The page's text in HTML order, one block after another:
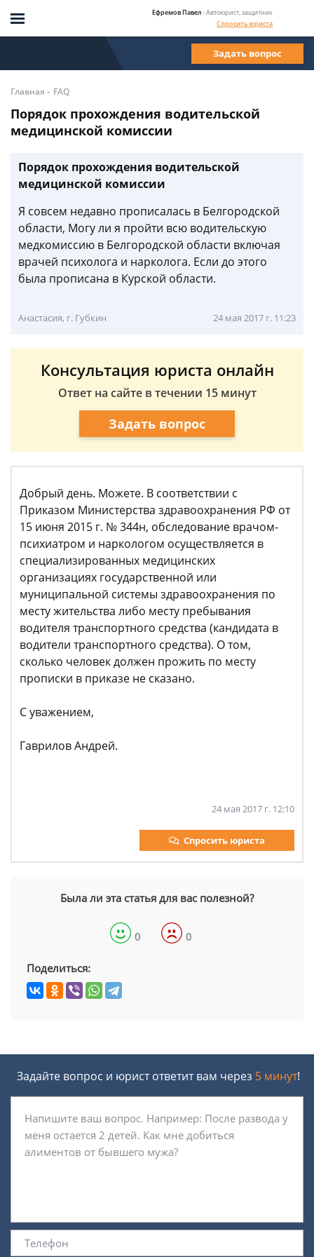
Ефремов Павел- Автоюрист, защитник
Спросить юриста
Задать вопрос
Главная - FAQ
Порядок прохождения водительской
медицинской комиссии
Порядок прохождения водительской
медицинской комиссии
Я совсем недавно прописалась в Белгородской
области, Могу ли я пройти всю водительскую
медкомиссию в Белгородской области включая
врачей психолога и нарколога. Если до этого
была прописана в Курской области.
Анастасия, г. Губкин 24 мая 2017 г. 11:23
Консультация юриста онлайн
Ответ на сайте в течении 15 минут
Задать вопрос
Добрый день. Можете. В соответствии с
Приказом Министерства здравоохранения РФ от
15 июня 2015 г. № 344н, обследование врачом-
психиатром и наркологом осуществляется в
специализированных медицинских
организациях государственной или
муниципальной системы здравоохранения по
месту жительства либо месту пребывания
водителя транспортного средства (кандидата в
водители транспортного средства). О том,
сколько человек должен прожить по месту
прописки в приказе не сказано.
С уважением,
Гаврилов Андрей.
24 мая 2017 г. 12:10
Спросить юриста
Была ли эта статья для вас полезной?
0 0
Поделиться:
Задайте вопрос и юрист ответит вам через 5 минут!